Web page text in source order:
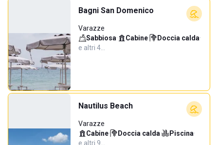
Bagni San Domenico
Varazze
Sabbiosa· Cabine· Doccia calda·
e altri 4…
Nautilus Beach
Varazze
Cabine· Doccia calda· Piscina·
e altri 9…